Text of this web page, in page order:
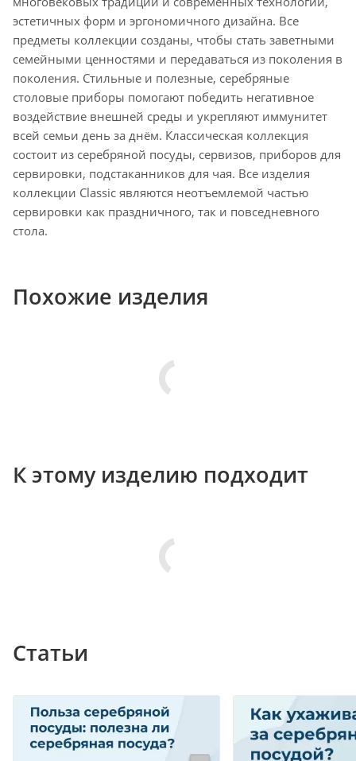
эстетичных форм и эргономичного дизайна. Все
предметы коллекции созданы, чтобы стать заветными
семейными ценностями и передаваться из поколения в
поколения. Стильные и полезные, серебряные
столовые приборы помогают победить негативное
воздействие внешней среды и укрепляют иммунитет
всей семьи день за днём. Классическая коллекция
состоит из серебряной посуды, сервизов, приборов для
сервировки, подстаканников для чая. Все изделия
коллекции Classic являются неотъемлемой частью
сервировки как праздничного, так и повседневного
стола.
Похожие изделия
К этому изделию подходит
Статьи